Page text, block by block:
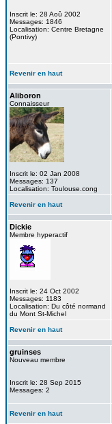
Inscrit le: 28 Aoû 2002
Messages: 1846
Localisation: Centre Bretagne
(Pontivy)
Revenir en haut
Aliboron
Connaisseur
Inscrit le: 02 Jan 2008
Messages: 137
Localisation: Toulouse.cong
Revenir en haut
Dickie
Membre hyperactif
Inscrit le: 24 Oct 2002
Messages: 1183
Localisation: Du côté normand
du Mont St-Michel
Revenir en haut
gruinses
Nouveau membre
Inscrit le: 28 Sep 2015
Messages: 2
Revenir en haut